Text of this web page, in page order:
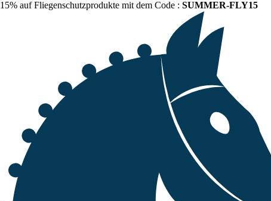
15% auf Fliegenschutzprodukte mit dem Code : SUMMER-FLY15